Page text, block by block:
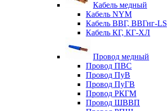
Кабель медный
Кабель NYM
Кабель ВВГ, ВВГнг-LS
Кабель КГ, КГ-ХЛ
Провод медный
Провод ПВС
Провод ПуВ
Провод ПуГВ
Провод РКГМ
Провод ШВВП